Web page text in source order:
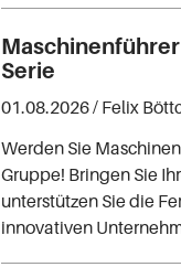
Serie
01.08.2026 / Felix
Werden Sie
Gruppe! Bringen Sie
unterstützen Sie die
innovativen